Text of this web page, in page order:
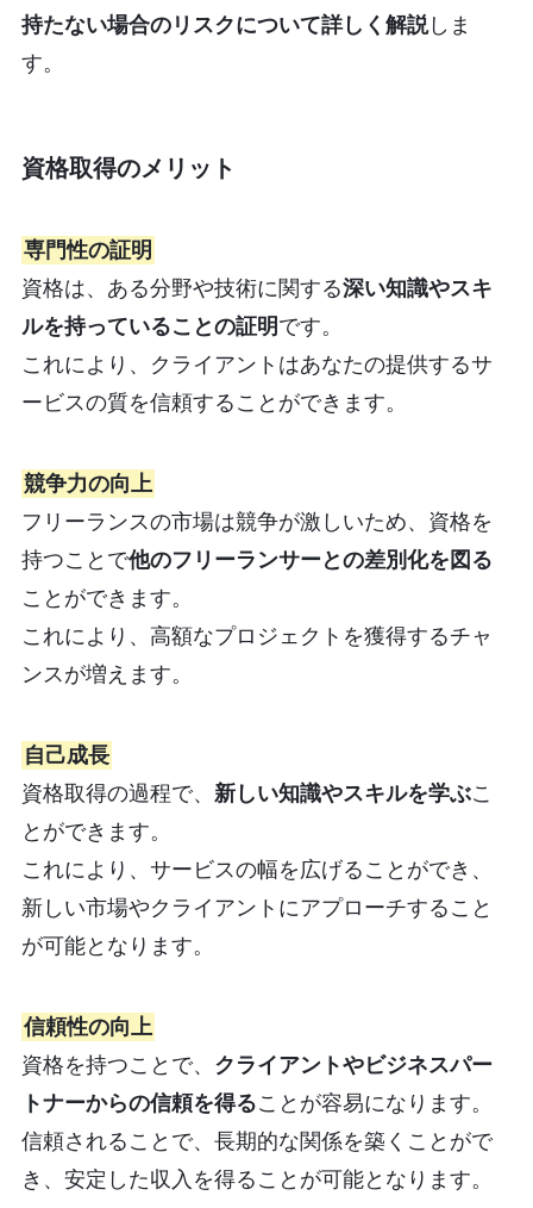
持たない場合のリスクについて詳しく解説しま
す。
資格取得のメリット
専門性の証明
資格は、ある分野や技術に関する深い知識やスキ
ルを持っていることの証明 です。
これにより、クライアントはあなたの提供するサ
ービスの質を信頼することができます。
競争力の向上
フリーランスの市場は競争が激しいため、資格を
持つことで他のフリーランサーとの差別化を図る
ことができます。
これにより、高額なプロジェクトを獲得するチャ
ンスが増えます。
自己成長
資格取得の過程で、 新しい知識やスキルを学ぶこ
とができます。
これにより、サービスの幅を広げることができ、
新しい市場やクライアントにアプローチすること
が可能となります。
信頼性の向上
資格を持つことで、 クライアントやビジネスパー
トナーからの信頼を得ることが容易になります。
信頼されることで、長期的な関係を築くことがで
き、安定した収入を得ることが可能となります。